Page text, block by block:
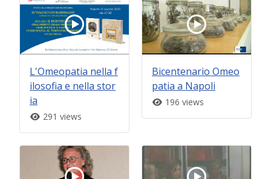
L'Omeopatia nella f
ilosofia e nella stor
ia
291 views
Bicentenario Omeo
patia a Napoli
196 views